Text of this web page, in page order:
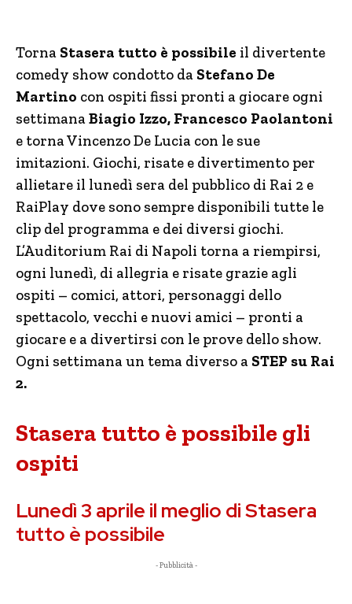
Torna Stasera tutto è possibile il divertente
comedy show condotto da Stefano De
Martino con ospiti fissi pronti a giocare ogni
settimanaBiagio Izzo, Francesco Paolantoni
e torna Vincenzo De Lucia con le sue
imitazioni. Giochi, risate e divertimento per
allietare il lunedì sera del pubblico di Rai 2 e
RaiPlay dove sono sempre disponibili tutte le
clip del programma e dei diversi giochi.
L’Auditorium Rai di Napoli torna a riempirsi,
ogni lunedì, di allegria e risate grazie agli
ospiti – comici, attori, personaggi dello
spettacolo, vecchi e nuovi amici – pronti a
giocare e a divertirsi con le prove dello show.
Ogni settimana un tema diverso a STEP su Rai
2.
Stasera tutto è possibile gli
ospiti
Lunedì 3 aprile il meglio di Stasera
tutto è possibile
- Pubblicità -